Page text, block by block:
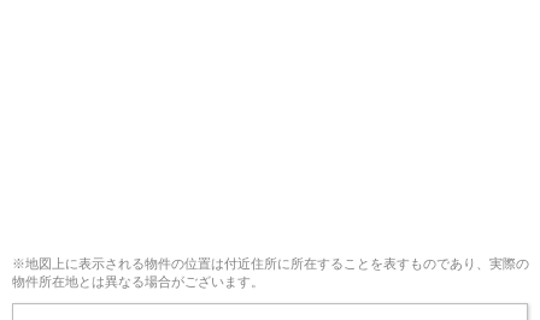
※地図上に表示される物件の位置は付近住所に所在することを表すものであり、実際の
物件所在地とは異なる場合がございます。